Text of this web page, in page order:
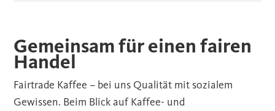
Gemeinsam für einen fairen
Handel
Fairtrade Kaffee – bei uns Qualität mit sozialem
Gewissen. Beim Blick auf Kaffee- und